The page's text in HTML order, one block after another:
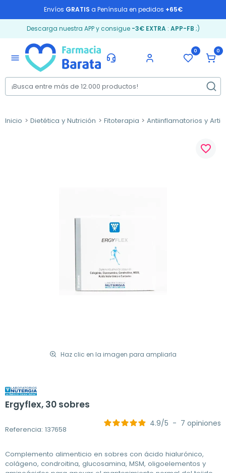
Envíos GRATIS a Península en pedidos +65€
Descarga nuestra APP y consigue -3€ EXTRA: APP-FB ;)
menu
0 0
Inicio Dietética y Nutrición Fitoterapia Antiinflamatorios y
Haz clic en la imagen para ampliarla
favorite_border
Ergyflex, 30 sobres
Referencia: 137658
4.9/5 - 7 opiniones
Complemento alimenticio en sobres con ácido hialurónico,
colágeno, condroitina, glucosamina, MSM, oligoelementos y